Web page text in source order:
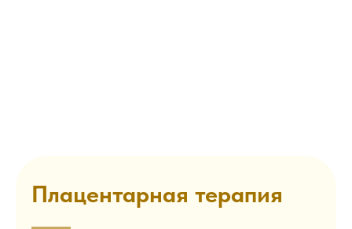
Плацентарная терапия